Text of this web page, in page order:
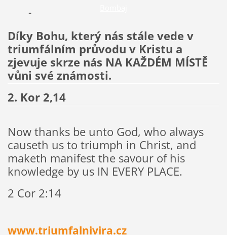
Díky Bohu, který nás stále vede v
triumfálním průvodu v Kristu a
zjevuje skrze nás NA KAŽDÉM MÍSTĚ
vůni své známosti.
2. Kor 2,14
Now thanks be unto God, who always
causeth us to triumph in Christ, and
maketh manifest the savour of his
knowledge by us IN EVERY PLACE.
2 Cor 2:14
www.triumfalnivira.cz